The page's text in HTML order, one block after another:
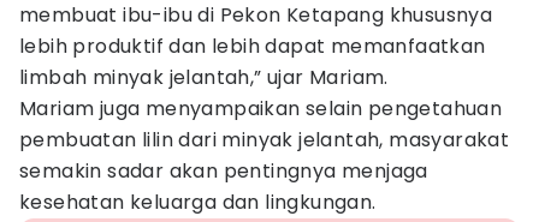
membuat ibu-ibu di Pekon Ketapang khususnya
lebih produktif dan lebih dapat memanfaatkan
limbah minyak jelantah,” ujar Mariam.
Mariam juga menyampaikan selain pengetahuan
pembuatan lilin dari minyak jelantah, masyarakat
semakin sadar akan pentingnya menjaga
kesehatan keluarga dan lingkungan.